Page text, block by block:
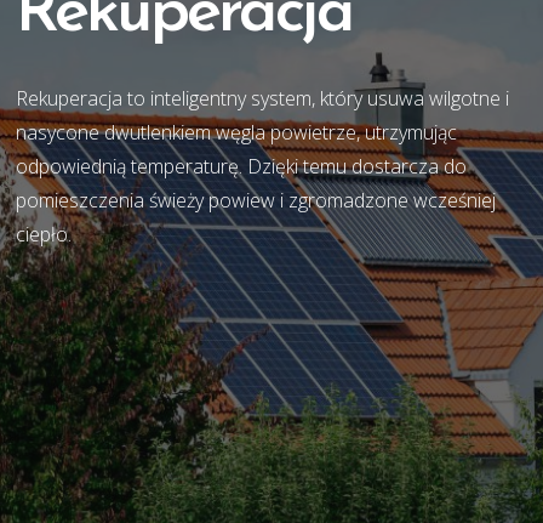
Rekuperacja
Rekuperacja to inteligentny system, który usuwa wilgotne i
nasycone dwutlenkiem węgla powietrze, utrzymując
odpowiednią temperaturę. Dzięki temu dostarcza do
pomieszczenia świeży powiew i zgromadzone wcześniej
ciepło.